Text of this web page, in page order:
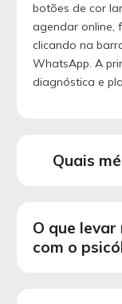
botões de cor
agendar online,
clicando na
WhatsApp. A
diagnóstica e
Quais
O que
com o